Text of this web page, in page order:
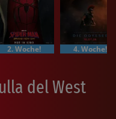
2. Woche! 4. Woche!
del West